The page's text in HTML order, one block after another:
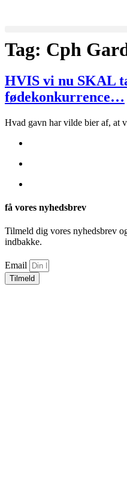
Tag: Cph
HVIS vi nu SKAL
fødekonkurrence…
Hvad gavn har vilde bier af, at
få vores nyhedsbrev
Tilmeld dig vores nyhedsbrev
indbakke.
Email
Tilmeld